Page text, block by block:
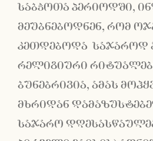
საბჭოთა პერიოდში,
მეუბნებოდნენ, რომ
კეთდებოდა საჯაროდ
რელიგიური
ბუნებრივია, ამას
მხრიდან
საჯარო